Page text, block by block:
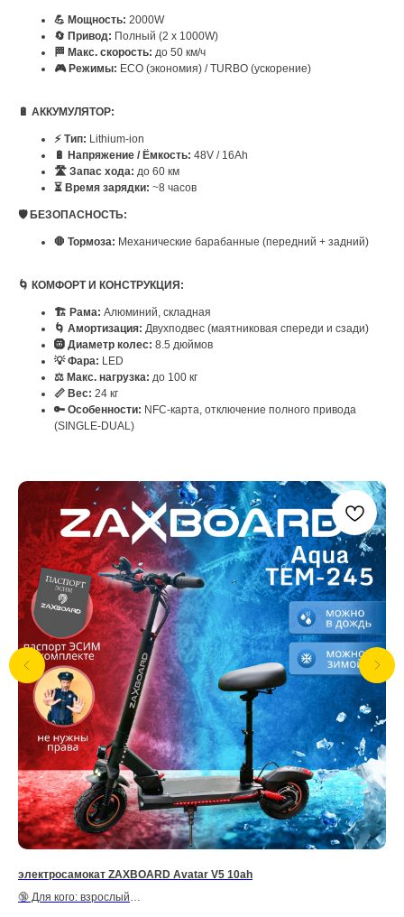
💪 Мощность: 2000W
🔄 Привод: Полный (2 х 1000W)
🏁 Макс. скорость: до 50 км/ч
🎮 Режимы: ECO (экономия) / TURBO (ускорение)
🔋 АККУМУЛЯТОР:
⚡ Тип: Lithium-ion
🔋 Напряжение / Ёмкость: 48V / 16Ah
🛣️ Запас хода: до 60 км
⏳ Время зарядки: ~8 часов
🛡️ БЕЗОПАСНОСТЬ:
🛑 Тормоза: Механические барабанные (передний + задний)
🌀 КОМФОРТ И КОНСТРУКЦИЯ:
🏗️ Рама: Алюминий, складная
🌀 Амортизация: Двухподвес (маятниковая спереди и сзади)
🛞 Диаметр колес: 8.5 дюймов
💡 Фара: LED
⚖️ Макс. нагрузка: до 100 кг
📏 Вес: 24 кг
🔑 Особенности: NFC-карта, отключение полного привода
(SINGLE-DUAL)
электросамокат ZAXBOARD Avatar V5 10ah
🔞 Для кого: взрослый